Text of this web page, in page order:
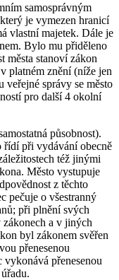
samosprávným
je vymezen hranicí
vlastní majetek. Dále je
Bylo mu přiděleno
města stanoví zákon
platném znění (níže jen
správy se město
pro další 4 okolní
působnost).
řídí při vydávání obecně
též jinými
Město vystupuje
z těchto
pečuje o všestranný
při plnění svých
a v jiných
byl zákonem svěřen
přenesenou
přenesenou